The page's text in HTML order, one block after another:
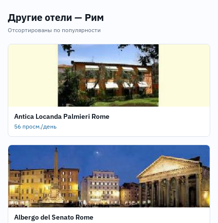
Другие отели — Рим
Отсортированы по популярности
Antica Locanda Palmieri Rome
56 просм./день
Albergo del Senato Rome